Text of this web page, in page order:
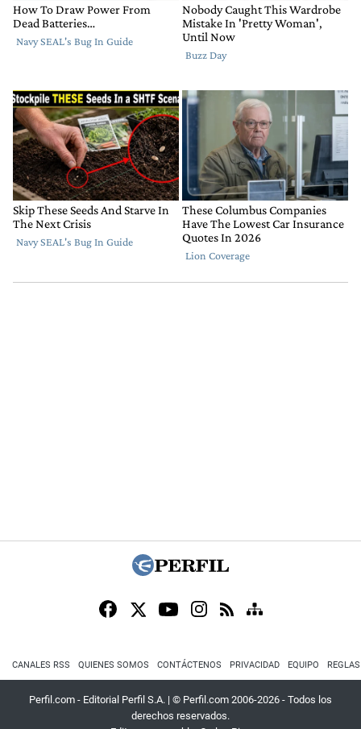
CANALES RSS QUIENES SOMOS CONTÁCTENOS PRIVACIDAD EQUIPO
Perfil.com - Editorial Perfil S.A. | © Perfil.com 2006-2026 - Todos los
derechos reservados.